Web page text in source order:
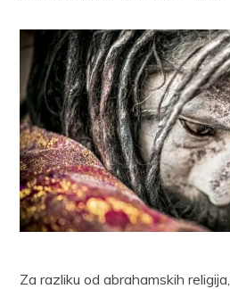
Za razliku od abrahamskih